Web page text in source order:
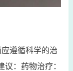
遵循科学的治
：药物治疗：